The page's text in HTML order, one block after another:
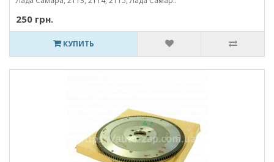
250 грн.
КУПИТЬ